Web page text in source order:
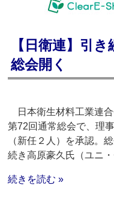
【日衛連】引
総会開く
日本衛生材料工業連
第72回通常総会で、理
（新任２人）を承認。
続き高原豪久氏（ユニ
続きを読む »